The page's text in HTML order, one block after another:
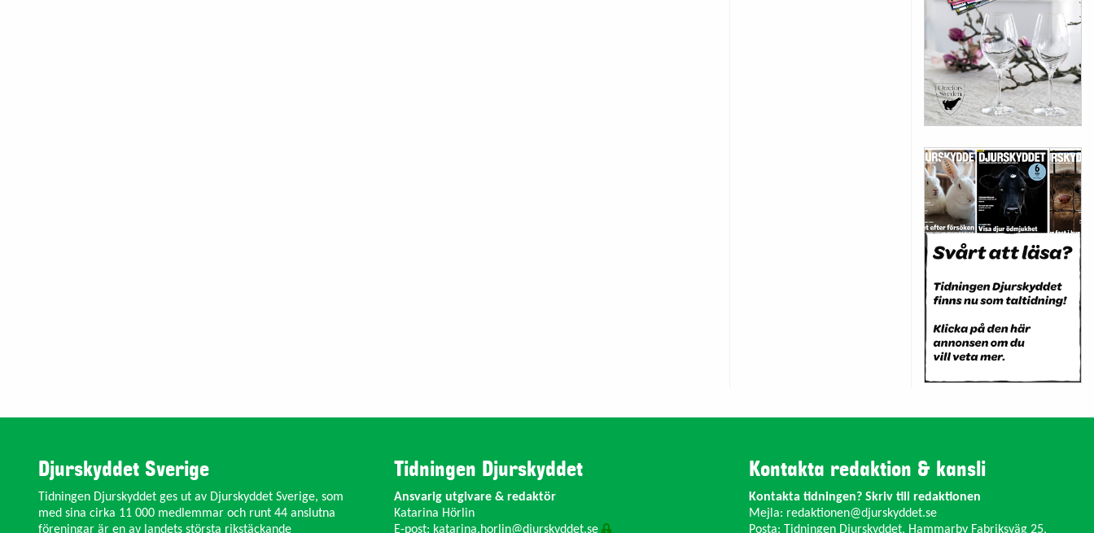
Djurskyddet Sverige
Tidningen Djurskyddet ges ut av Djurskyddet Sverige, som
med sina cirka 11 000 medlemmar och runt 44 anslutna
föreningar är en av landets största rikstäckande
Tidningen Djurskyddet
Ansvarig utgivare & redaktör
Katarina Hörlin
E-post: katarina.horlin@djurskyddet.se
Kontakta redaktion & kansli
Kontakta tidningen? Skriv till redaktionen
Mejla: redaktionen@djurskyddet.se
Posta: Tidningen Djurskyddet, Hammarby Fabriksväg 25,